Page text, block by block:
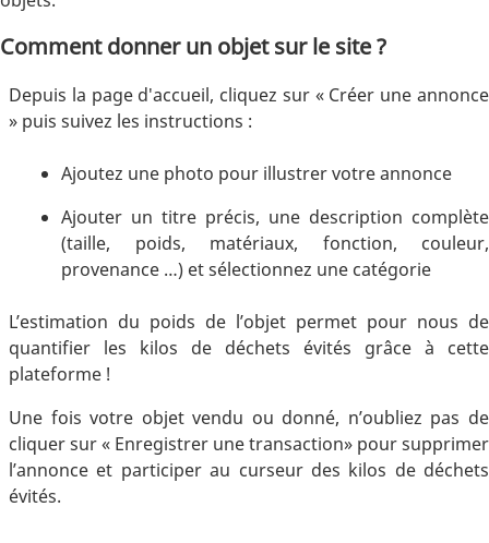
Comment donner un objet sur le site ?
Depuis la page d'accueil, cliquez sur « Créer une annonce
» puis suivez les instructions :
Ajoutez une photo pour illustrer votre annonce
Ajouter un titre précis, une description complète
(taille, poids, matériaux, fonction, couleur,
provenance …) et sélectionnez une catégorie
L’estimation du poids de l’objet permet pour nous de
quantifier les kilos de déchets évités grâce à cette
plateforme !
Une fois votre objet vendu ou donné, n’oubliez pas de
cliquer sur « Enregistrer une transaction» pour supprimer
l’annonce et participer au curseur des kilos de déchets
évités.